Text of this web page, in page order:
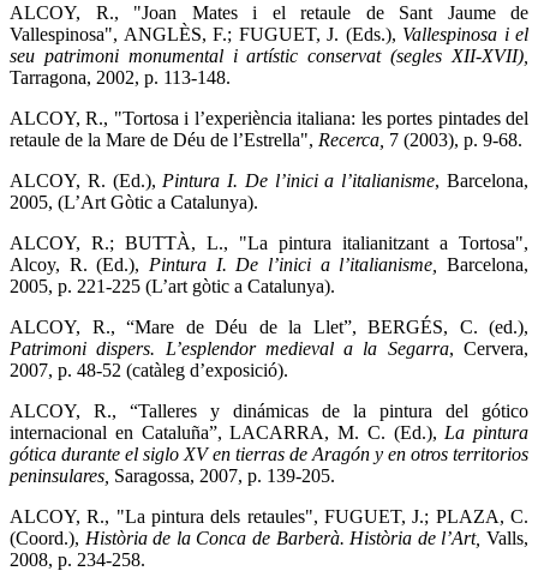
ALCOY, R., "Joan Mates i el retaule de Sant Jaume de
Vallespinosa", ANGLÈS, F.; FUGUET, J. (Eds.), Vallespinosa i el
seu patrimoni monumental i artístic conservat (segles XII-XVII),
Tarragona, 2002, p. 113-148.
ALCOY, R., "Tortosa i l’experiència italiana: les portes pintades del
retaule de la Mare de Déu de l’Estrella", Recerca, 7 (2003), p. 9-68.
ALCOY, R. (Ed.), Pintura I. De l’inici a l’italianisme, Barcelona,
2005, (L’Art Gòtic a Catalunya).
ALCOY, R.; BUTTÀ, L., "La pintura italianitzant a Tortosa",
Alcoy, R. (Ed.), Pintura I. De l’inici a l’italianisme, Barcelona,
2005, p. 221-225 (L’art gòtic a Catalunya).
ALCOY, R., “Mare de Déu de la Llet”, BERGÉS, C. (ed.),
Patrimoni dispers. L’esplendor medieval a la Segarra, Cervera,
2007, p. 48-52 (catàleg d’exposició).
ALCOY, R., “Talleres y dinámicas de la pintura del gótico
internacional en Cataluña”, LACARRA, M. C. (Ed.), La pintura
gótica durante el siglo XV en tierras de Aragón y en otros territorios
peninsulares, Saragossa, 2007, p. 139-205.
ALCOY, R., "La pintura dels retaules", FUGUET, J.; PLAZA, C.
(Coord.), Història de la Conca de Barberà. Història de l’Art,Valls,
2008, p. 234-258.